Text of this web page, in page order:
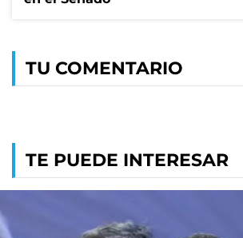
TU COMENTARIO
TE PUEDE INTERESAR